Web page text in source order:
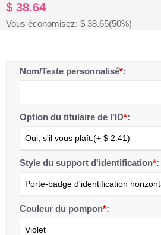
$ 38.64
Vous économisez: $ 38.65(50%)
Nom/Texte personnalisé*:
Option du titulaire de l'ID*:
Oui, s'il vous plaît.(+ $ 2.41)
Style du support d'identification*:
Porte-badge d'identification
Couleur du pompon*:
Violet